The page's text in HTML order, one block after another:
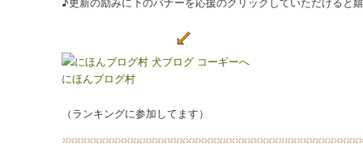
にほんブログ村
（ランキングに参加してます）